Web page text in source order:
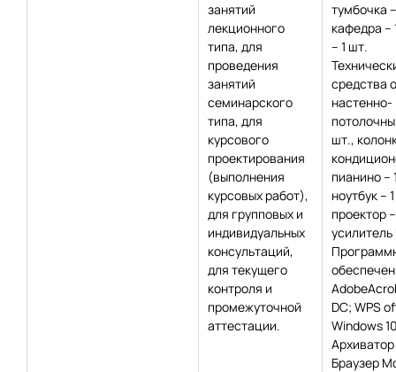
занятий
лекционного
типа, для
проведения
занятий
семинарского
типа, для
курсового
проектирования
(выполнения
курсовых работ),
для групповых и
индивидуальных
консультаций,
для текущего
контроля и
промежуточной
аттестации.
тумбочка
кафедра –
– 1 шт.
средства
настенно-
шт.,
пианино –
ноутбук –
проектор
усилитель
DC; WPS
Windows
Браузер